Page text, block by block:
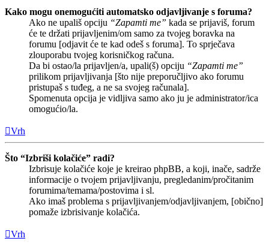
Kako mogu onemogućiti automatsko odjavljivanje s foruma?
Ako ne upališ opciju “Zapamti me” kada se prijaviš, forum
će te držati prijavljenim/om samo za tvojeg boravka na
forumu [odjavit će te kad odeš s foruma]. To sprječava
zlouporabu tvojeg korisničkog računa.
Da bi ostao/la prijavljen/a, upali(š) opciju “Zapamti me”
prilikom prijavljivanja [što nije preporučljivo ako forumu
pristupaš s tuđeg, a ne sa svojeg računala].
Spomenuta opcija je vidljiva samo ako ju je administrator/ica
omogućio/la.
Vrh
Što “Izbriši kolačiće” radi?
Izbrisuje kolačiće koje je kreirao phpBB, a koji, inače, sadrže
informacije o tvojem prijavljivanju, pregledanim/pročitanim
forumima/temama/postovima i sl.
Ako imaš problema s prijavljivanjem/odjavljivanjem, [obično]
pomaže izbrisivanje kolačića.
Vrh